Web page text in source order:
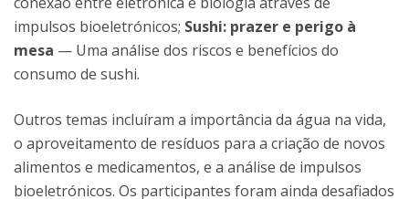
impulsos bioeletrónicos; Sushi: prazer e perigo à
mesa — Uma análise dos riscos e benefícios do
consumo de sushi.
Outros temas incluíram a importância da água na vida,
o aproveitamento de resíduos para a criação de novos
alimentos e medicamentos, e a análise de impulsos
bioeletrónicos. Os participantes foram ainda desafiados